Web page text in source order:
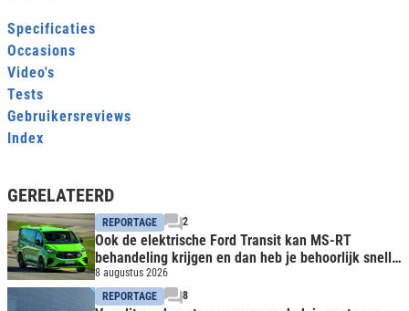
Specificaties
Occasions
Video's
Tests
Gebruikersreviews
Index
GERELATEERD
REPORTAGE 2
Ook de elektrische Ford Transit kan MS-RT
behandeling krijgen en dan heb je behoorlijk snelle
bus
8 augustus 2026
REPORTAGE
8